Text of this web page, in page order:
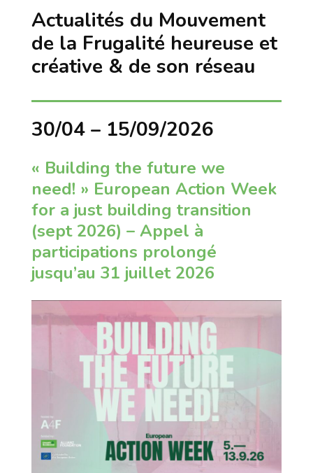
Actualités du Mouvement
de la Frugalité heureuse et
créative & de son réseau
30/04 – 15/09/2026
« Building the future we
need! » European Action Week
for a just building transition
(sept 2026) – Appel à
participations prolongé
jusqu’au 31 juillet 2026